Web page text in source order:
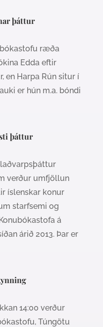
þáttur
ræða
Edda eftir
en Harpa Rún situr í
er hún m.a. bóndi
þáttur
verður umfjöllun
íslenskar konur
starfsemi og
á
árið 2013. Þar er
14:00 verður
Túngötu